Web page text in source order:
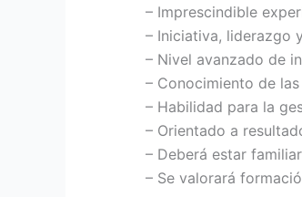
– Imprescindible
– Iniciativa, liderazgo
– Nivel avanzado de
– Conocimiento de
– Habilidad para la
– Orientado a
– Deberá estar
– Se valorará